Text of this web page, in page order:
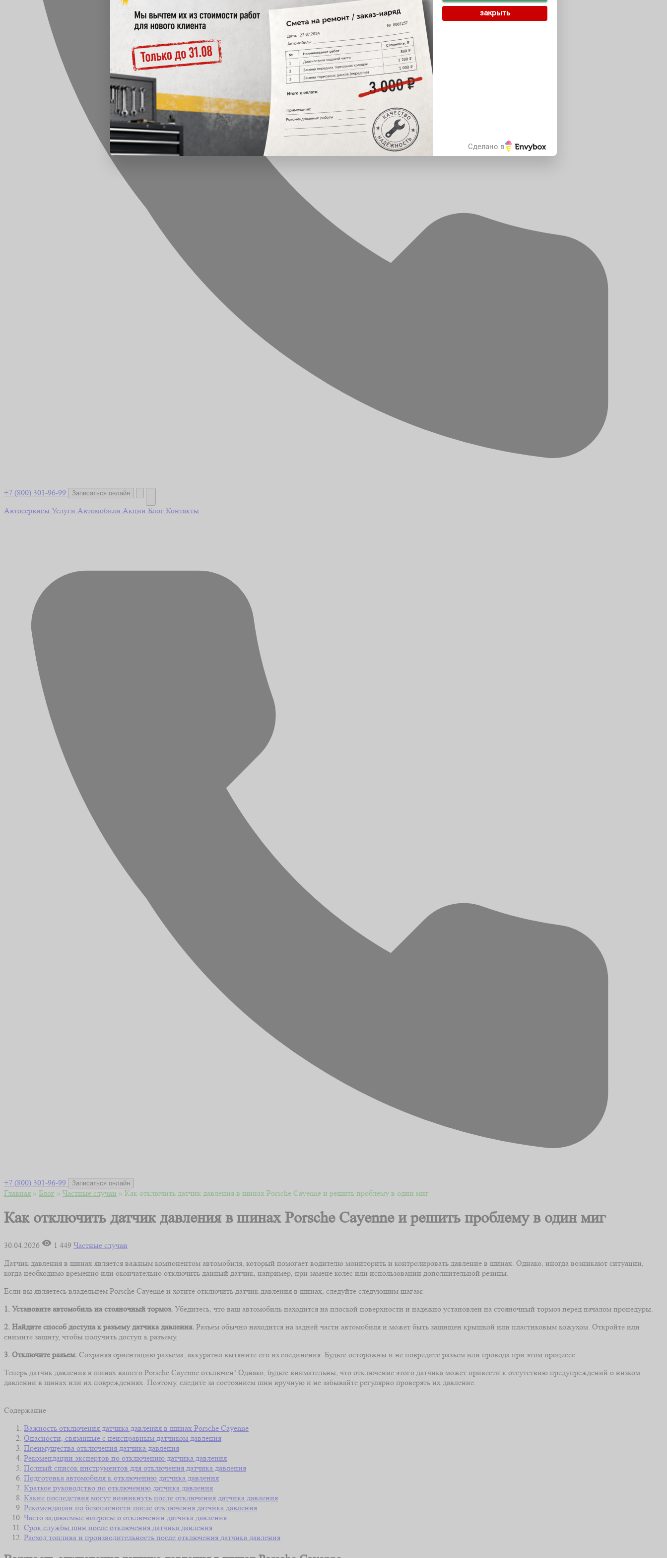
+7 (800) 301-96-99 Записаться онлайн
Автосервисы Услуги Автомобили Акции Блог Контакты
+7 (800) 301-96-99 Записаться онлайн
Главная » Блог » Частные случаи » Как отключить датчик давления в шинах Porsche Cayenne и решить проблему в один миг
Как отключить датчик давления в шинах Porsche Cayenne и решить проблему в один миг
30.04.2026 1 449 Частные случаи
Датчик давления в шинах является важным компонентом автомобиля, который помогает водителю мониторить и контролировать давление в шинах. Однако, иногда возникают ситуации,
когда необходимо временно или окончательно отключить данный датчик, например, при замене колес или использовании дополнительной резины.
Если вы являетесь владельцем Porsche Cayenne и хотите отключить датчик давления в шинах, следуйте следующим шагам:
1. Установите автомобиль на стояночный тормоз. Убедитесь, что ваш автомобиль находится на плоской поверхности и надежно установлен на стояночный тормоз перед началом процедуры.
2. Найдите способ доступа к разъему датчика давления. Разъем обычно находится на задней части автомобиля и может быть защищен крышкой или пластиковым кожухом. Откройте или
снимите защиту, чтобы получить доступ к разъему.
3. Отключите разъем. Сохраняя ориентацию разъема, аккуратно вытяните его из соединения. Будьте осторожны и не повредите разъем или провода при этом процессе.
Теперь датчик давления в шинах вашего Porsche Cayenne отключен! Однако, будьте внимательны, что отключение этого датчика может привести к отсутствию предупреждений о низком
давлении в шинах или их повреждениях. Поэтому, следите за состоянием шин вручную и не забывайте регулярно проверять их давление.
Содержание
Важность отключения датчика давления в шинах Porsche Cayenne
Опасности, связанные с неисправным датчиком давления
Преимущества отключения датчика давления
Рекомендации экспертов по отключению датчика давления
Полный список инструментов для отключения датчика давления
Подготовка автомобиля к отключению датчика давления
Краткое руководство по отключению датчика давления
Какие последствия могут возникнуть после отключения датчика давления
Рекомендации по безопасности после отключения датчика давления
Часто задаваемые вопросы о отключении датчика давления
Срок службы шин после отключения датчика давления
Расход топлива и производительность после отключения датчика давления
закрыть
Сделано в